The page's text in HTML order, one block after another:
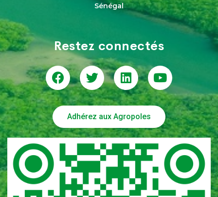
Sénégal
Restez connectés
Adhérez aux Agropoles